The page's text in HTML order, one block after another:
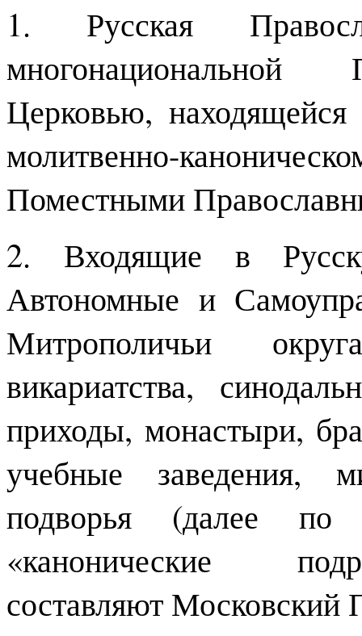
1. Русская
многонациональной
Церковью, находящейся
молитвенно-
Поместными
2. Входящие в
Автономные и
Митрополичьи
викариатства,
приходы, монастыри,
учебные заведения,
подворья (далее по
«канонические
составляют Московский